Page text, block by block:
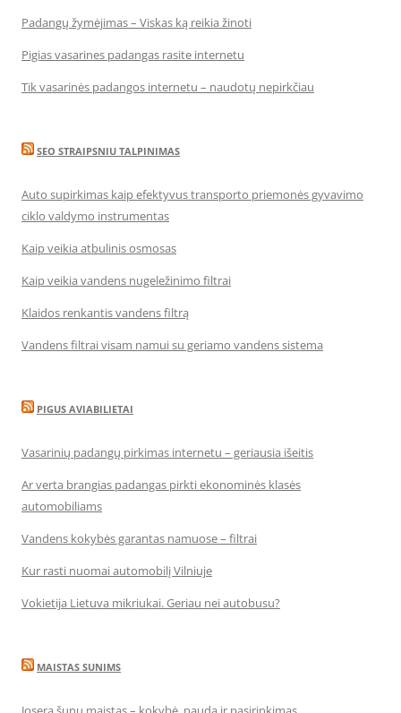
Padangų žymėjimas – Viskas ką reikia žinoti
Pigias vasarines padangas rasite internetu
Tik vasarinės padangos internetu – naudotų nepirkčiau
SEO STRAIPSNIU TALPINIMAS
Auto supirkimas kaip efektyvus transporto priemonės gyvavimo
ciklo valdymo instrumentas
Kaip veikia atbulinis osmosas
Kaip veikia vandens nugeležinimo filtrai
Klaidos renkantis vandens filtrą
Vandens filtrai visam namui su geriamo vandens sistema
PIGUS AVIABILIETAI
Vasarinių padangų pirkimas internetu – geriausia išeitis
Ar verta brangias padangas pirkti ekonominės klasės
automobiliams
Vandens kokybės garantas namuose – filtrai
Kur rasti nuomai automobilį Vilniuje
Vokietija Lietuva mikriukai. Geriau nei autobusu?
MAISTAS SUNIMS